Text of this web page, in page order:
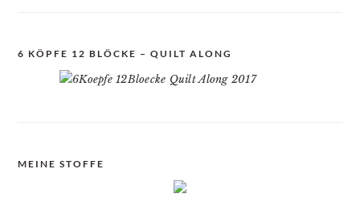
6 KÖPFE 12 BLÖCKE – QUILT ALONG
MEINE STOFFE